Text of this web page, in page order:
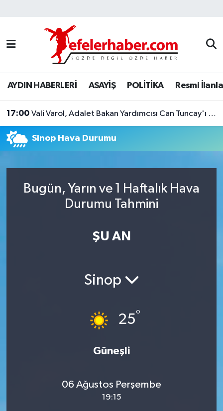
AYDIN HABERLERİ ASAYİŞ POLİTİKA Resmi
17:00 Vali Varol, Adalet Bakan Yardımcısı Can Tuncay'ı ağırladı
Sinop Hava Durumu
Bugün, Yarın ve 1 Haftalık Hava
Durumu Tahmini
ŞU AN
Sinop
25°
Güneşli
06 Ağustos Perşembe
19:15
Nöbetçi Eczaneler
Hava Durumu
Aydin Namaz Vakitleri
Trafik Durumu
Süper Lig Puan Durumu ve Fikstür
Son Dakika Haberleri